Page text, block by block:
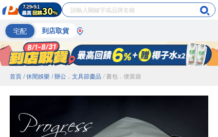
宅配 到店取貨
首頁 / 休閒娛樂 / 辦公．文具節慶品 / 書包．便當袋